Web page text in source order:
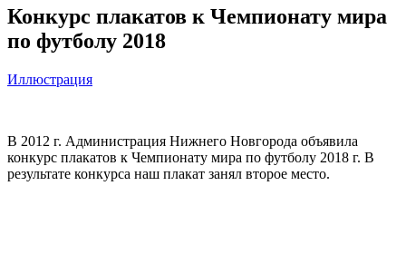
Конкурс плакатов к Чемпионату мира
по футболу 2018
Иллюстрация
В 2012 г. Администрация Нижнего Новгорода объявила
конкурс плакатов к Чемпионату мира по футболу 2018 г. В
результате конкурса наш плакат занял второе место.